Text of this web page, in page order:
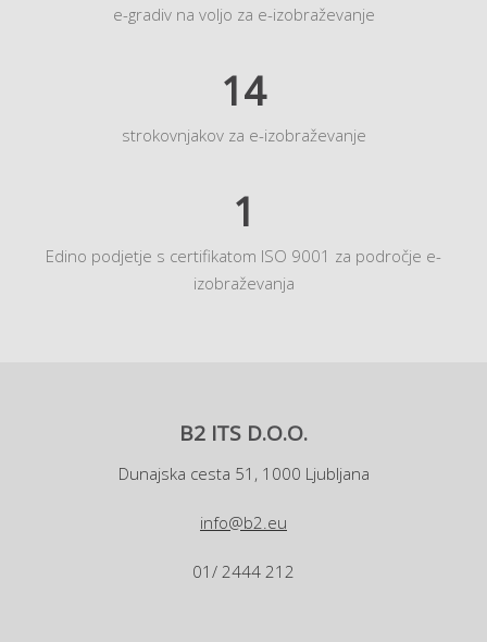
e-gradiv na voljo za e-izobraževanje
14
strokovnjakov za e-izobraževanje
1
Edino podjetje s certifikatom ISO 9001 za področje e-
izobraževanja
B2 ITS D.O.O.
Dunajska cesta 51, 1000 Ljubljana
info@b2.eu
01/ 2444 212